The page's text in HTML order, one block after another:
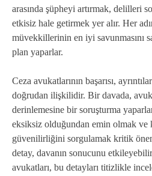
arasında şüpheyi artırmak, delilleri
etkisiz hale getirmek yer alır. Her
müvekkillerinin en iyi savunmasını
plan yaparlar.
Ceza avukatlarının başarısı,
doğrudan ilişkilidir. Bir davada,
derinlemesine bir soruşturma
eksiksiz olduğundan emin olmak ve
güvenilirliğini sorgulamak kritik
detay, davanın sonucunu
avukatları, bu detayları titizlikle